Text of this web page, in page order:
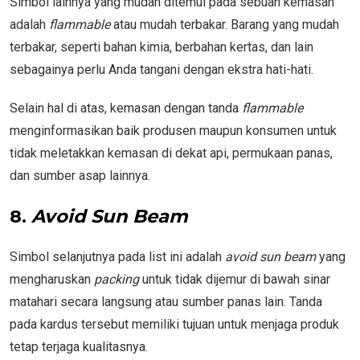
adalah flammableatau mudah terbakar. Barang yang mudah
terbakar, seperti bahan kimia, berbahan kertas, dan lain
sebagainya perlu Anda tangani dengan ekstra hati-hati.
Selain hal di atas, kemasan dengan tanda flammable
menginformasikan baik produsen maupun konsumen untuk
tidak meletakkan kemasan di dekat api, permukaan panas,
dan sumber asap lainnya.
8. Avoid Sun Beam
Simbol selanjutnya pada list ini adalah avoid sun beamyang
mengharuskan packinguntuk tidak dijemur di bawah sinar
matahari secara langsung atau sumber panas lain. Tanda
pada kardus tersebut memiliki tujuan untuk menjaga produk
tetap terjaga kualitasnya.